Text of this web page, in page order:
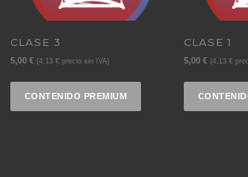
CLASE 3
5,00€ (4,13€ precio sin IVA)
CONTENIDO PREMIUM
CLASE 1
5,00€ (4,13€